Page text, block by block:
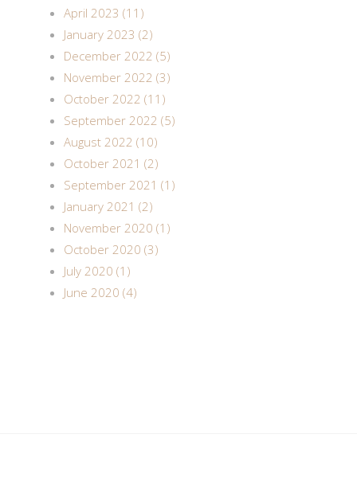
April 2023 (11)
January 2023 (2)
December 2022 (5)
November 2022 (3)
October 2022 (11)
September 2022 (5)
August 2022 (10)
October 2021 (2)
September 2021 (1)
January 2021 (2)
November 2020 (1)
October 2020 (3)
July 2020 (1)
June 2020 (4)